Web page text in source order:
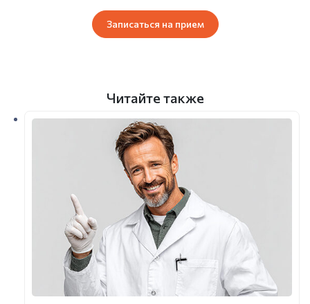
Записаться на прием
Читайте также